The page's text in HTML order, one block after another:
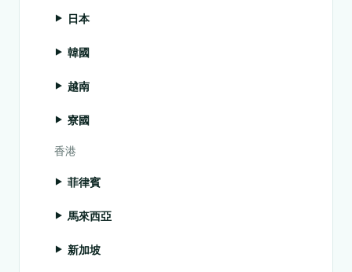
日本
韓國
越南
寮國
香港
菲律賓
馬來西亞
新加坡